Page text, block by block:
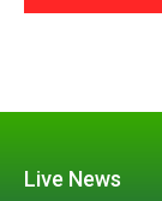
Live News